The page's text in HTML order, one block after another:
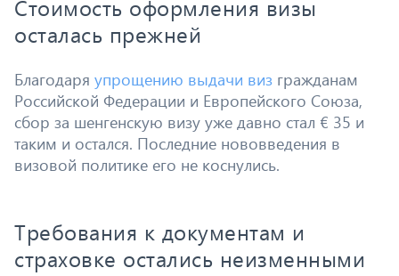
Стоимость оформления визы
осталась прежней
Благодаря упрощению выдачи виз гражданам
Российской Федерации и Европейского Союза,
сбор за шенгенскую визу уже давно стал € 35 и
таким и остался. Последние нововведения в
визовой политике его не коснулись.
Требования к документам и
страховке остались неизменными